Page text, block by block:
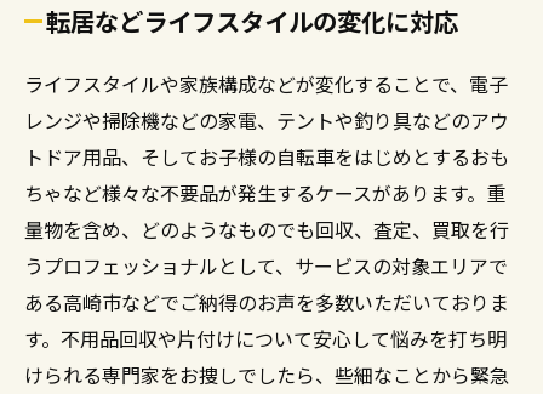
転居などライフスタイルの変化に対応
ライフスタイルや家族構成などが変化することで、電子
レンジや掃除機などの家電、テントや釣り具などのアウ
トドア用品、そしてお子様の自転車をはじめとするおも
ちゃなど様々な不要品が発生するケースがあります。重
量物を含め、どのようなものでも回収、査定、買取を行
うプロフェッショナルとして、サービスの対象エリアで
ある高崎市などでご納得のお声を多数いただいておりま
す。不用品回収や片付けについて安心して悩みを打ち明
けられる専門家をお捜しでしたら、些細なことから緊急